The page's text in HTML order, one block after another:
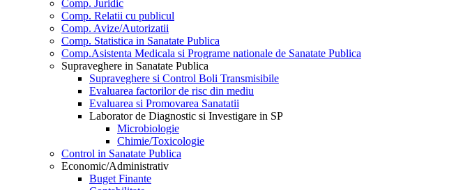
Comp. Juridic
Comp. Relatii cu publicul
Comp. Avize/Autorizatii
Comp. Statistica in Sanatate Publica
Comp.Asistenta Medicala si Programe nationale de Sanatate Publica
Supraveghere in Sanatate Publica
Supraveghere si Control Boli Transmisibile
Evaluarea factorilor de risc din mediu
Evaluarea si Promovarea Sanatatii
Laborator de Diagnostic si Investigare in SP
Microbiologie
Chimie/Toxicologie
Control in Sanatate Publica
Economic/Administrativ
Buget Finante